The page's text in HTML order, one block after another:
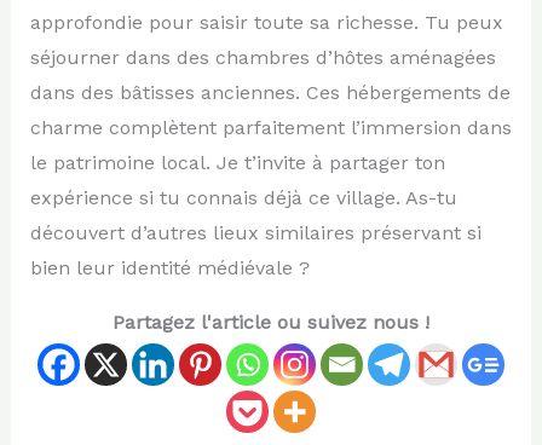
approfondie pour saisir toute sa richesse. Tu peux
séjourner dans des chambres d’hôtes aménagées
dans des bâtisses anciennes. Ces hébergements de
charme complètent parfaitement l’immersion dans
le patrimoine local. Je t’invite à partager ton
expérience si tu connais déjà ce village. As-tu
découvert d’autres lieux similaires préservant si
bien leur identité médiévale ?
Partagez l'article ou suivez nous !